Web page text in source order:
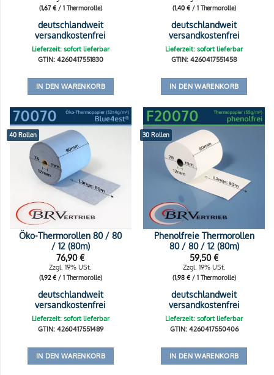
(1,67€/ 1 Thermorolle)
deutschlandweit
versandkostenfrei
Lieferzeit: sofort lieferbar
GTIN: 4260417551830
IN DEN WARENKORB
(1,40 €/ 1 Thermorolle)
deutschlandweit
versandkostenfrei
Lieferzeit: sofort lieferbar
GTIN: 4260417551458
IN DEN WARENKORB
40 Rollen
Öko-Thermorollen 80 / 80
/ 12 (80m)
76,90€
Zzgl. 19% USt.
(1,92€/ 1 Thermorolle)
deutschlandweit
versandkostenfrei
Lieferzeit: sofort lieferbar
GTIN: 4260417551489
IN DEN WARENKORB
30 Rollen
Phenolfreie Thermorollen
80 / 80 / 12 (80m)
59,50€
Zzgl. 19% USt.
(1,98 €/ 1 Thermorolle)
deutschlandweit
versandkostenfrei
Lieferzeit: sofort lieferbar
GTIN: 4260417550406
IN DEN WARENKORB